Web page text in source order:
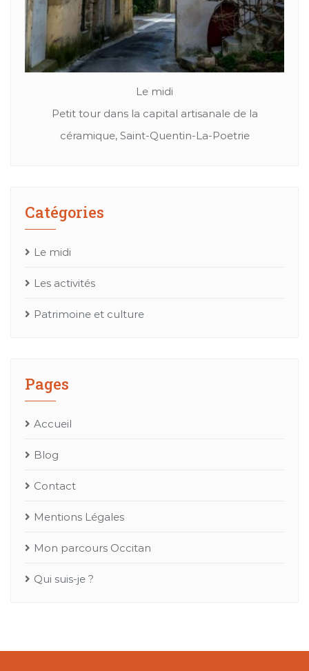
Patrimoine et culture
Cuir, textil ou bien chapeaux: Les merveille de
l’artisanat Occitan
Catégories
Le midi
Les activités
Patrimoine et culture
Pages
Accueil
Blog
Contact
Mentions Légales
Mon parcours Occitan
Qui suis-je ?